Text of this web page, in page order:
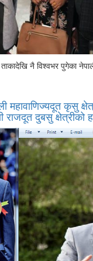
ताकादेखि नै विश्वभर पुगेका
महावाणिज्यदूत कृसु
राजदूत दुबसु क्षेत्रीको